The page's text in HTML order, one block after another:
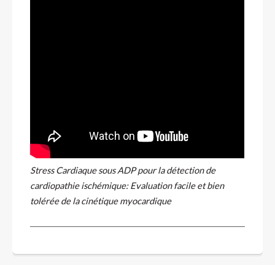
Stress Cardiaque sous ADP pour la détection de
cardiopathie ischémique: Evaluation facile et bien
tolérée de la cinétique myocardique